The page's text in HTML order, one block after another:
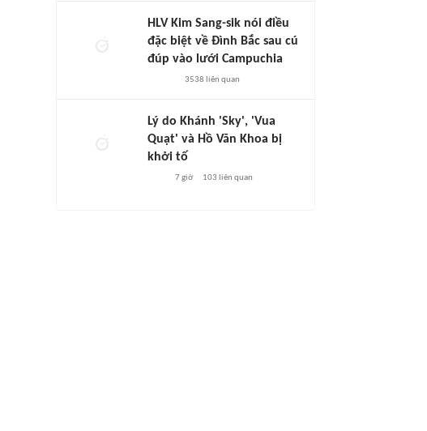
HLV Kim Sang-sik nói điều
đặc biệt về Đình Bắc sau cú
đúp vào lưới Campuchia
3538 liên quan
Lý do Khánh 'Sky', 'Vua
Quạt' và Hồ Văn Khoa bị
khởi tố
7 giờ 103 liên quan